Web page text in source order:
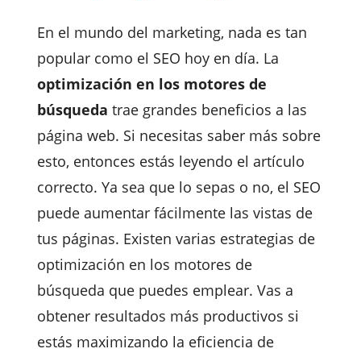
En el mundo del marketing, nada es tan
popular como el SEO hoy en día. La
optimización en los motores de
búsqueda trae grandes beneficios a las
página web. Si necesitas saber más sobre
esto, entonces estás leyendo el artículo
correcto. Ya sea que lo sepas o no, el SEO
puede aumentar fácilmente las vistas de
tus páginas. Existen varias estrategias de
optimización en los motores de
búsqueda que puedes emplear. Vas a
obtener resultados más productivos si
estás maximizando la eficiencia de